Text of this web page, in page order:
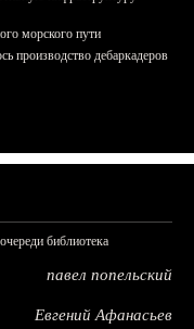
морского пути
производство дебаркадеров
библиотека
павел попельский
Евгений Афанасьев